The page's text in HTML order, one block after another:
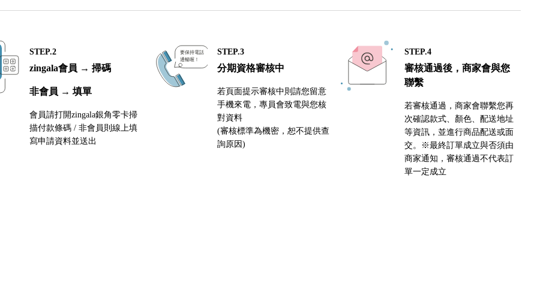
STEP.2
zingala會員 → 掃碼
非會員 → 填單
會員請打開zingala銀角零卡掃
描付款條碼 / 非會員則線上填
寫申請資料並送出
STEP.3
分期資格審核中
若頁面提示審核中則請您留意
手機來電，專員會致電與您核
對資料
(審核標準為機密，恕不提供查
詢原因)
STEP.4
審核通過後，商家會與您
聯繫
若審核通過，商家會聯繫您再
次確認款式、顏色、配送地址
等資訊，並進行商品配送或面
交。※最終訂單成立與否須由
商家通知，審核通過不代表訂
單一定成立